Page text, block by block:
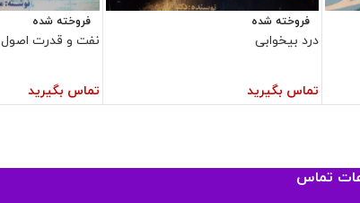
فروخته شده
درد بیخوابی
تماس بگیرید
فروخته شده
نفت و قدرت اصول
تماس بگیرید
تماس